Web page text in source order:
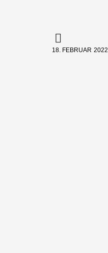
18. FEBRUAR 2022